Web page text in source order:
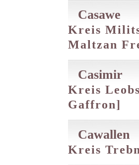
Casawe
Kreis
Maltzan
Casimir
Kreis
Gaffron]
Cawallen
Kreis